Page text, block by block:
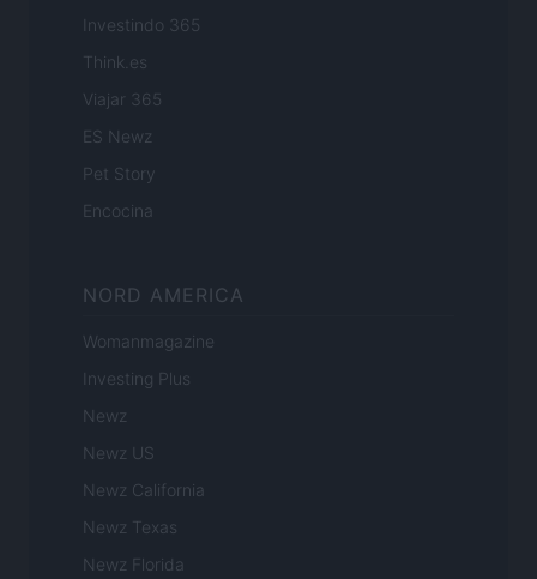
Investindo 365
Think.es
Viajar 365
ES Newz
Pet Story
Encocina
NORD AMERICA
Womanmagazine
Investing Plus
Newz
Newz US
Newz California
Newz Texas
Newz Florida